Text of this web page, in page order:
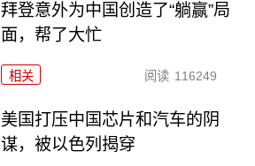
拜登意外为中国创造了“躺赢”局
面，帮了大忙
相关 阅读 116249
美国打压中国芯片和汽车的阴
谋，被以色列揭穿